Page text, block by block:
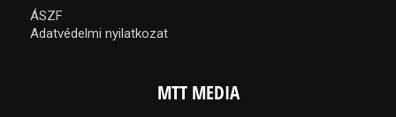
ÁSZF
Adatvédelmi nyilatkozat
MTT MEDIA